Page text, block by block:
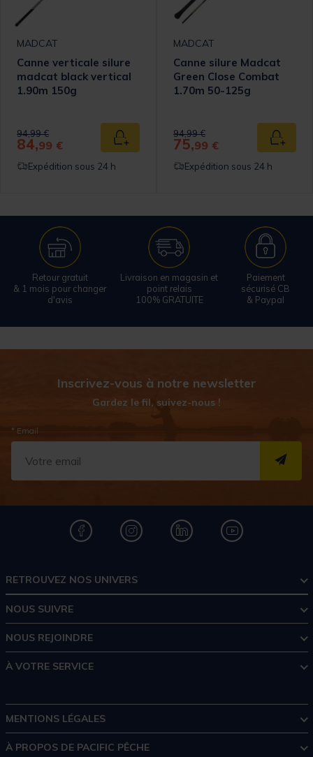
panier
MADCAT
Canne verticale silure
madcat black vertical
1.90m 150g
Price reduced from
94,99 €to
84,99 € Ajouter au panier
Expédition sous 24 h
MADCAT
Canne silure Madcat
Green Close Combat
1.70m 50-125g
Price reduced from
94,99 €to
75,99 €
Expédition sous 24 h
Retour gratuit
& 1 mois pour changer
d'avis
Livraison en magasin et
point relais
100% GRATUITE
Paiement
sécurisé CB
& Paypal
Inscrivez-vous à notre newsletter
Gardez le fil, suivez-nous !
* Email
RETROUVEZ NOS UNIVERS
NOUS SUIVRE
NOUS REJOINDRE
À VOTRE SERVICE
MENTIONS LÉGALES
À PROPOS DE PACIFIC PÊCHE